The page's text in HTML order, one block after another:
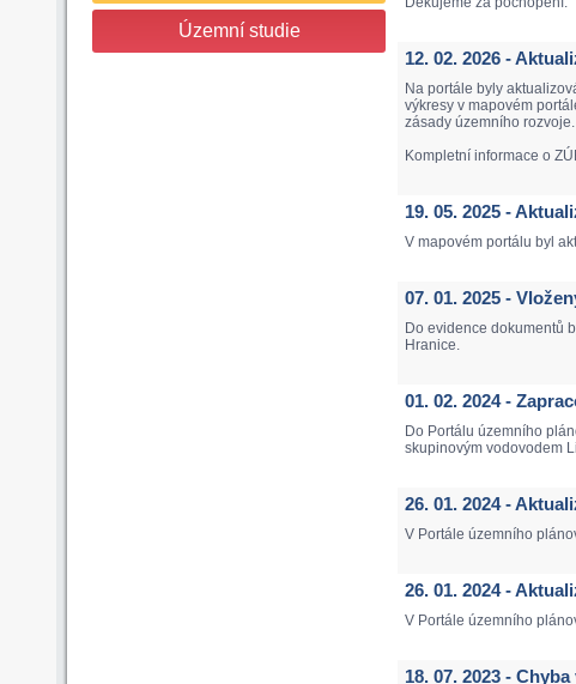
Územní studie
12. 02. 2026 -
Na portále byly
výkresy v mapovém
zásady územního
Kompletní informace o
19. 05. 2025 -
V mapovém portálu byl
07. 01. 2025 -
Do evidence dokumentů
Hranice.
01. 02. 2024 -
Do Portálu územního
skupinovým vodovodem
26. 01. 2024 -
V Portále územního
26. 01. 2024 -
V Portále územního
18. 07. 2023 -